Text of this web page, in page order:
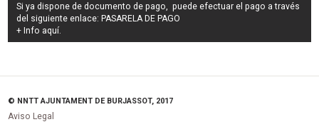
Si ya dispone de documento de pago, puede efectuar el pago a través
del siguiente enlace:PASARELA DE PAGO
+ Info aquí
© NNTT AJUNTAMENT DE BURJASSOT, 2017
Aviso Legal